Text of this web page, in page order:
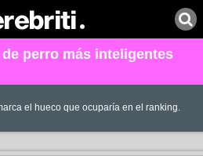
perro más inteligentes
el hueco que ocuparía en el ranking.